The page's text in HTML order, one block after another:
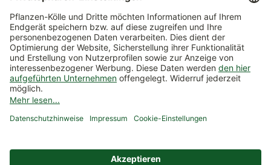
*Alle Preise inkl. gesetzlicher Mehrwertsteuer zzgl.Versand
Mindestbestellwert 14,90 €, ausgenommen sind Gutscheine und
Events.